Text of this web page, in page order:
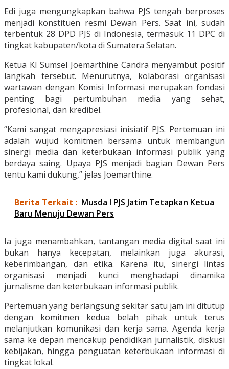
Edi juga mengungkapkan bahwa PJS tengah berproses
menjadi konstituen resmi Dewan Pers. Saat ini, sudah
terbentuk 28 DPD PJS di Indonesia, termasuk 11 DPC di
tingkat kabupaten/kota di Sumatera Selatan.
Ketua KI Sumsel Joemarthine Candra menyambut positif
langkah tersebut. Menurutnya, kolaborasi organisasi
wartawan dengan Komisi Informasi merupakan fondasi
penting bagi pertumbuhan media yang sehat,
profesional, dan kredibel.
“Kami sangat mengapresiasi inisiatif PJS. Pertemuan ini
adalah wujud komitmen bersama untuk membangun
sinergi media dan keterbukaan informasi publik yang
berdaya saing. Upaya PJS menjadi bagian Dewan Pers
tentu kami dukung,” jelas Joemarthine.
Berita Terkait : Musda I PJS Jatim Tetapkan Ketua
Baru Menuju Dewan Pers
Ia juga menambahkan, tantangan media digital saat ini
bukan hanya kecepatan, melainkan juga akurasi,
keberimbangan, dan etika. Karena itu, sinergi lintas
organisasi menjadi kunci menghadapi dinamika
jurnalisme dan keterbukaan informasi publik.
Pertemuan yang berlangsung sekitar satu jam ini ditutup
dengan komitmen kedua belah pihak untuk terus
melanjutkan komunikasi dan kerja sama. Agenda kerja
sama ke depan mencakup pendidikan jurnalistik, diskusi
kebijakan, hingga penguatan keterbukaan informasi di
tingkat lokal.